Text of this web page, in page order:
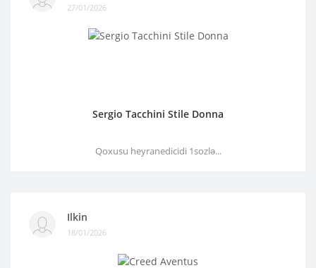
27/01/2026
Sergio Tacchini Stile Donna
Qoxusu heyranedicidi 1sozlə...
Ilkin
18/01/2026